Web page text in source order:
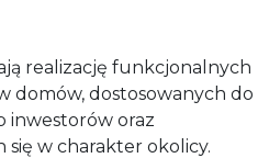
realizację funkcjonalnych
domów, dostosowanych do
inwestorów oraz
się w charakter okolicy.